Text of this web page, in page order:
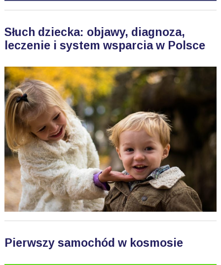
Słuch dziecka: objawy, diagnoza,
leczenie i system wsparcia w Polsce
Pierwszy samochód w kosmosie